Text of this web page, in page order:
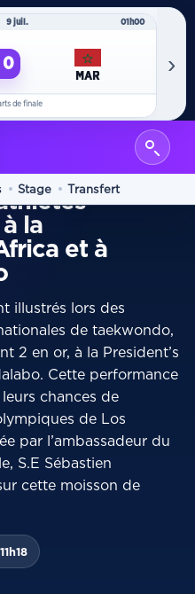
9 juil. 01h00
0
MAR
de finale
›
Stage Transfert
la
et à
illustrés lors des
de taekwondo,
2 en or, à la President’s
Cette performance
chances de
de Los
par l’ambassadeur du
S.E Sébastien
cette moisson de